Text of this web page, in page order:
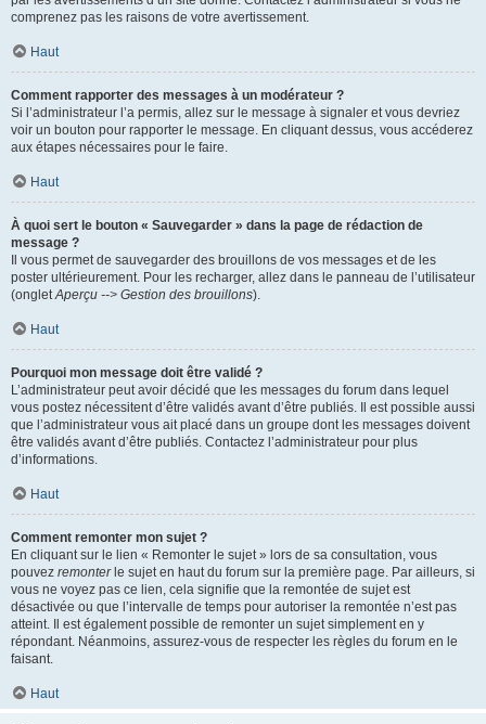
comprenez pas les raisons de votre avertissement.
Haut
Comment rapporter des messages à un modérateur ?
Si l’administrateur l’a permis, allez sur le message à signaler et vous devriez
voir un bouton pour rapporter le message. En cliquant dessus, vous accéderez
aux étapes nécessaires pour le faire.
Haut
À quoi sert le bouton « Sauvegarder » dans la page de rédaction de
message ?
Il vous permet de sauvegarder des brouillons de vos messages et de les
poster ultérieurement. Pour les recharger, allez dans le panneau de l’utilisateur
(ongletAperçu --> Gestion des brouillons).
Haut
Pourquoi mon message doit être validé ?
L’administrateur peut avoir décidé que les messages du forum dans lequel
vous postez nécessitent d’être validés avant d’être publiés. Il est possible aussi
que l’administrateur vous ait placé dans un groupe dont les messages doivent
être validés avant d’être publiés. Contactez l’administrateur pour plus
d’informations.
Haut
Comment remonter mon sujet ?
En cliquant sur le lien « Remonter le sujet » lors de sa consultation, vous
pouvez remonterle sujet en haut du forum sur la première page. Par ailleurs, si
vous ne voyez pas ce lien, cela signifie que la remontée de sujet est
désactivée ou que l’intervalle de temps pour autoriser la remontée n’est pas
atteint. Il est également possible de remonter un sujet simplement en y
répondant. Néanmoins, assurez-vous de respecter les règles du forum en le
faisant.
Haut